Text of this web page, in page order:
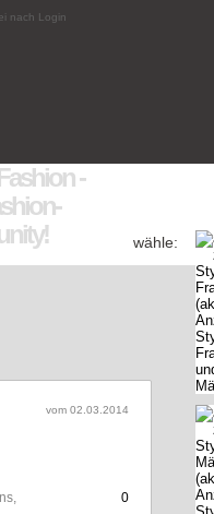
nach Login
wähle:
vom 02.03.2014
0